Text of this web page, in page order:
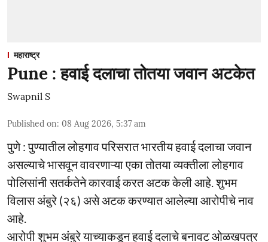
महाराष्ट्र
Pune : हवाई दलाचा तोतया जवान अटकेत
Swapnil S
Published on: 08 Aug 2026, 5:37 am
पुणे : पुण्यातील लोहगाव परिसरात भारतीय हवाई दलाचा जवान
असल्याचे भासवून वावरणाऱ्या एका तोतया व्यक्तीला लोहगाव
पोलिसांनी सतर्कतेने कारवाई करत अटक केली आहे. शुभम
विलास अंबुरे (२६) असे अटक करण्यात आलेल्या आरोपीचे नाव
आहे.
आरोपी शुभम अंबुरे याच्याकडून हवाई दलाचे बनावट ओळखपत्र